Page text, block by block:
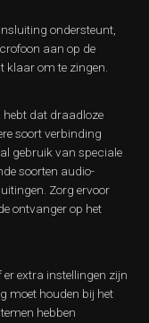
ondersteunt,
aan op de
klaar om te zingen.
hebt dat draadloze
soort verbinding
gebruik van speciale
soorten audio-
Zorg ervoor
ontvanger op het
extra instellingen zijn
moet houden bij het
hebben